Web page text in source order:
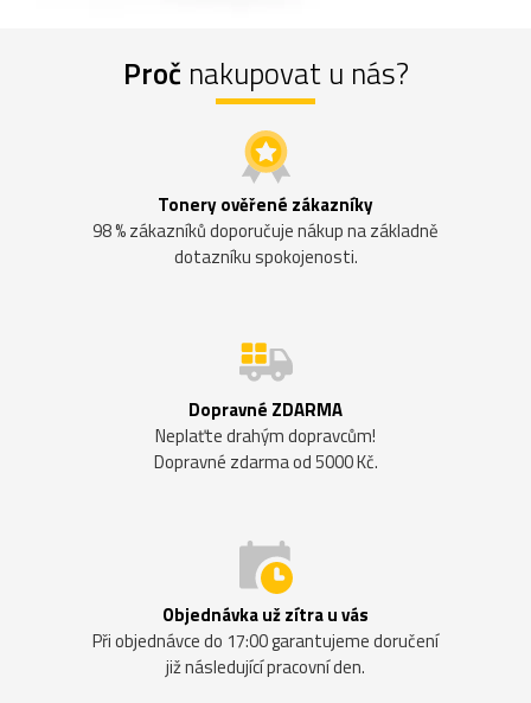
Proč nakupovat u nás?
Tonery ověřené zákazníky
98 % zákazníků doporučuje nákup na základně
dotazníku spokojenosti.
Dopravné ZDARMA
Neplaťte drahým dopravcům!
Dopravné zdarma od 5000 Kč.
Objednávka už zítra u vás
Při objednávce do 17:00 garantujeme doručení
již následující pracovní den.